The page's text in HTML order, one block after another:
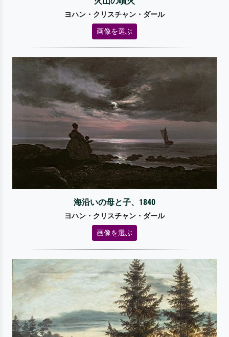
ヨハン・クリスチャン・ダール
画像を選ぶ
海沿いの母と子、1840
ヨハン・クリスチャン・ダール
画像を選ぶ